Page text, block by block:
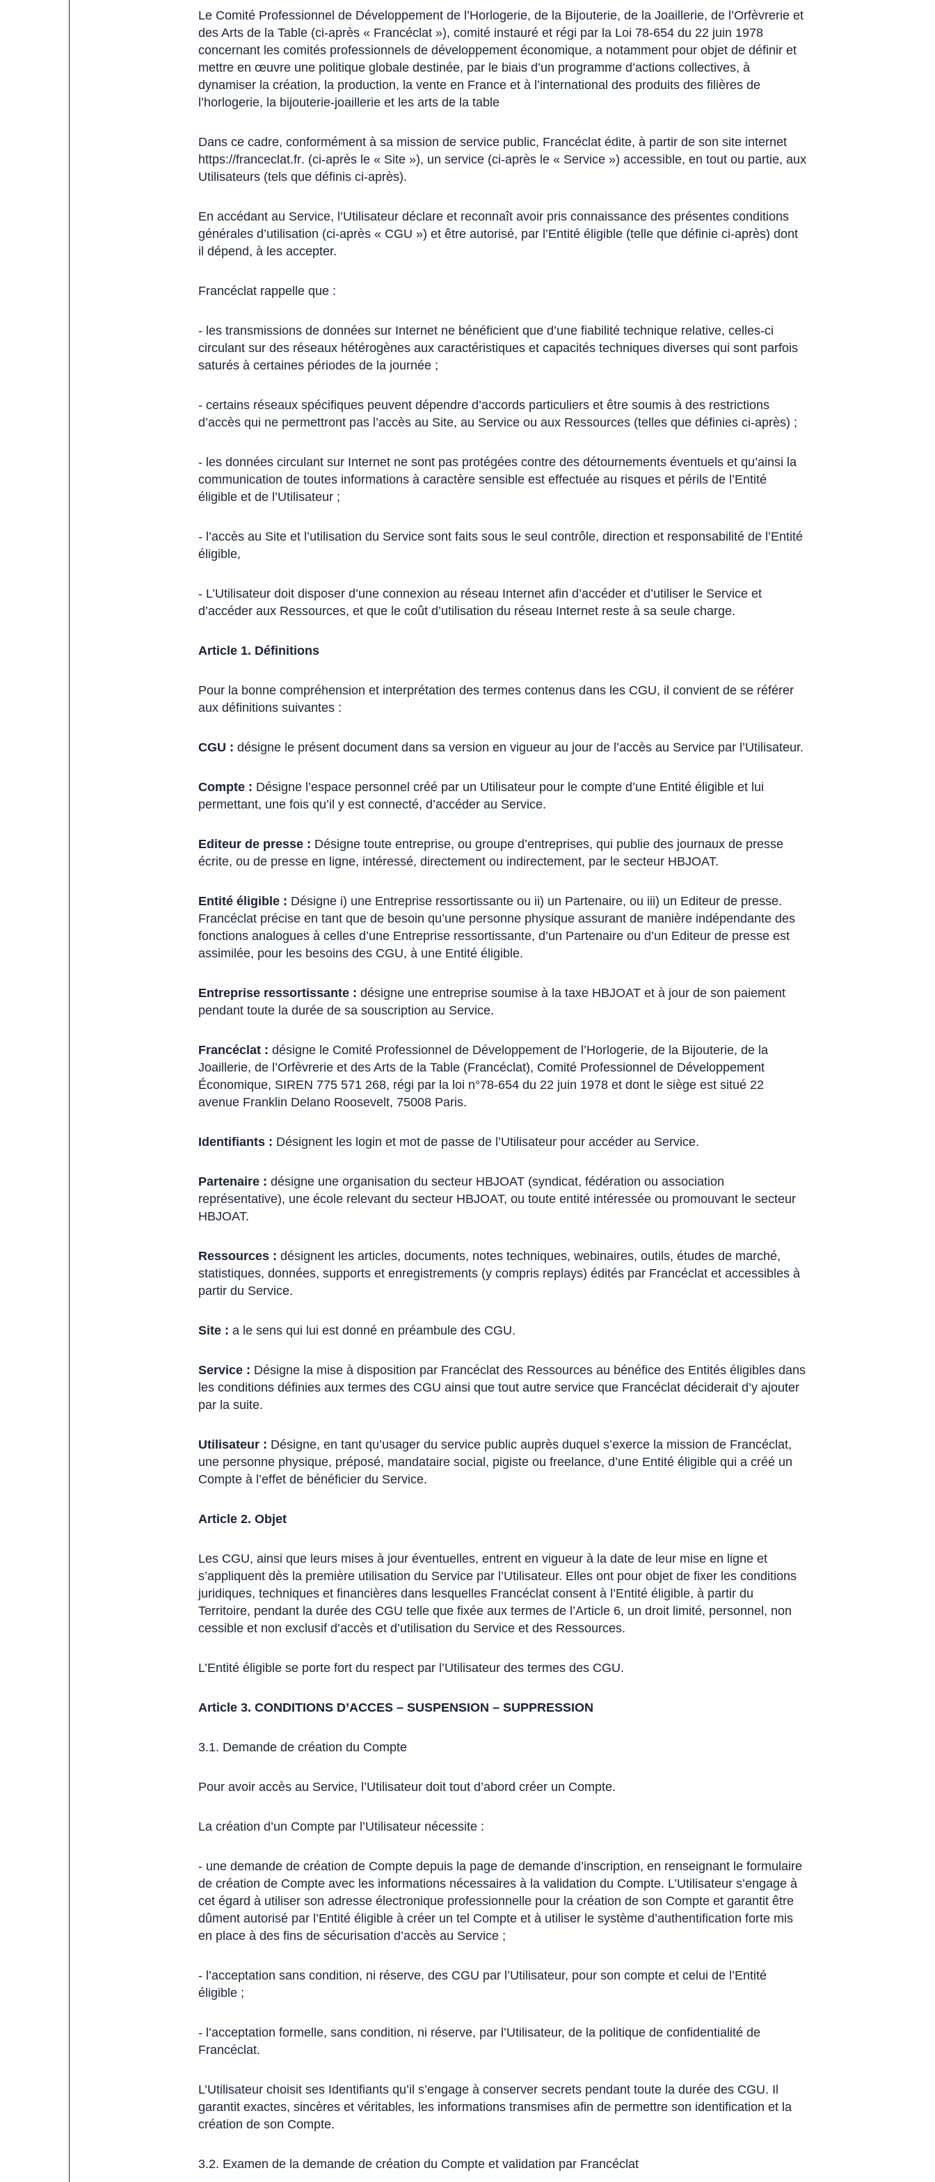
Le Comité Professionnel de Développement de l’Horlogerie, de la Bijouterie, de la Joaillerie, de l’Orfèvrerie et
des Arts de la Table (ci-après « Francéclat »), comité instauré et régi par la Loi 78-654 du 22 juin 1978
concernant les comités professionnels de développement économique, a notamment pour objet de définir et
mettre en œuvre une politique globale destinée, par le biais d’un programme d’actions collectives, à
dynamiser la création, la production, la vente en France et à l’international des produits des filières de
l’horlogerie, la bijouterie-joaillerie et les arts de la table
Dans ce cadre, conformément à sa mission de service public, Francéclat édite, à partir de son site internet
https://franceclat.fr(Ce
lien
dans
un
nouvel
. (ci-après le « Site »), un service (ci-après le « Service ») accessible, en tout ou partie, aux
Utilisateurs (tels que définis ci-après).
En accédant au Service, l’Utilisateur déclare et reconnaît avoir pris connaissance des présentes conditions
générales d’utilisation (ci-après « CGU ») et être autorisé, par l’Entité éligible (telle que définie ci-après) dont
il dépend, à les accepter.
Francéclat rappelle que :
- les transmissions de données sur Internet ne bénéficient que d’une fiabilité technique relative, celles-ci
circulant sur des réseaux hétérogènes aux caractéristiques et capacités techniques diverses qui sont parfois
saturés à certaines périodes de la journée ;
- certains réseaux spécifiques peuvent dépendre d’accords particuliers et être soumis à des restrictions
d’accès qui ne permettront pas l’accès au Site, au Service ou aux Ressources (telles que définies ci-après) ;
- les données circulant sur Internet ne sont pas protégées contre des détournements éventuels et qu’ainsi la
communication de toutes informations à caractère sensible est effectuée au risques et périls de l’Entité
éligible et de l’Utilisateur ;
- l’accès au Site et l’utilisation du Service sont faits sous le seul contrôle, direction et responsabilité de l’Entité
éligible,
- L’Utilisateur doit disposer d’une connexion au réseau Internet afin d’accéder et d’utiliser le Service et
d’accéder aux Ressources, et que le coût d’utilisation du réseau Internet reste à sa seule charge.
Article 1. Définitions
Pour la bonne compréhension et interprétation des termes contenus dans les CGU, il convient de se référer
aux définitions suivantes :
CGU : désigne le présent document dans sa version en vigueur au jour de l’accès au Service par l’Utilisateur.
Compte : Désigne l’espace personnel créé par un Utilisateur pour le compte d’une Entité éligible et lui
permettant, une fois qu’il y est connecté, d’accéder au Service.
Editeur de presse : Désigne toute entreprise, ou groupe d’entreprises, qui publie des journaux de presse
écrite, ou de presse en ligne, intéressé, directement ou indirectement, par le secteur HBJOAT.
Entité éligible : Désigne i) une Entreprise ressortissante ou ii) un Partenaire, ou iii) un Editeur de presse.
Francéclat précise en tant que de besoin qu’une personne physique assurant de manière indépendante des
fonctions analogues à celles d’une Entreprise ressortissante, d’un Partenaire ou d’un Editeur de presse est
assimilée, pour les besoins des CGU, à une Entité éligible.
Entreprise ressortissante : désigne une entreprise soumise à la taxe HBJOAT et à jour de son paiement
pendant toute la durée de sa souscription au Service.
Francéclat : désigne le Comité Professionnel de Développement de l’Horlogerie, de la Bijouterie, de la
Joaillerie, de l’Orfèvrerie et des Arts de la Table (Francéclat), Comité Professionnel de Développement
Économique, SIREN 775 571 268, régi par la loi n°78-654 du 22 juin 1978 et dont le siège est situé 22
avenue Franklin Delano Roosevelt, 75008 Paris.
Identifiants : Désignent les login et mot de passe de l’Utilisateur pour accéder au Service.
Partenaire : désigne une organisation du secteur HBJOAT (syndicat, fédération ou association
représentative), une école relevant du secteur HBJOAT, ou toute entité intéressée ou promouvant le secteur
HBJOAT.
Ressources : désignent les articles, documents, notes techniques, webinaires, outils, études de marché,
statistiques, données, supports et enregistrements (y compris replays) édités par Francéclat et accessibles à
partir du Service.
Site : a le sens qui lui est donné en préambule des CGU.
Service : Désigne la mise à disposition par Francéclat des Ressources au bénéfice des Entités éligibles dans
les conditions définies aux termes des CGU ainsi que tout autre service que Francéclat déciderait d’y ajouter
par la suite.
Utilisateur : Désigne, en tant qu’usager du service public auprès duquel s’exerce la mission de Francéclat,
une personne physique, préposé, mandataire social, pigiste ou freelance, d’une Entité éligible qui a créé un
Compte à l’effet de bénéficier du Service.
Article 2. Objet
Les CGU, ainsi que leurs mises à jour éventuelles, entrent en vigueur à la date de leur mise en ligne et
s’appliquent dès la première utilisation du Service par l’Utilisateur. Elles ont pour objet de fixer les conditions
juridiques, techniques et financières dans lesquelles Francéclat consent à l’Entité éligible, à partir du
Territoire, pendant la durée des CGU telle que fixée aux termes de l’Article 6, un droit limité, personnel, non
cessible et non exclusif d’accès et d’utilisation du Service et des Ressources.
L’Entité éligible se porte fort du respect par l’Utilisateur des termes des CGU.
Article 3. CONDITIONS D’ACCES – SUSPENSION – SUPPRESSION
3.1. Demande de création du Compte
Pour avoir accès au Service, l’Utilisateur doit tout d’abord créer un Compte.
La création d’un Compte par l’Utilisateur nécessite :
- une demande de création de Compte depuis la page de demande d’inscription, en renseignant le formulaire
de création de Compte avec les informations nécessaires à la validation du Compte. L’Utilisateur s’engage à
cet égard à utiliser son adresse électronique professionnelle pour la création de son Compte et garantit être
dûment autorisé par l’Entité éligible à créer un tel Compte et à utiliser le système d’authentification forte mis
en place à des fins de sécurisation d’accès au Service ;
- l’acceptation sans condition, ni réserve, des CGU par l’Utilisateur, pour son compte et celui de l’Entité
éligible ;
- l’acceptation formelle, sans condition, ni réserve, par l’Utilisateur, de la politique de confidentialité de
Francéclat.
L’Utilisateur choisit ses Identifiants qu’il s’engage à conserver secrets pendant toute la durée des CGU. Il
garantit exactes, sincères et véritables, les informations transmises afin de permettre son identification et la
création de son Compte.
3.2. Examen de la demande de création du Compte et validation par Francéclat